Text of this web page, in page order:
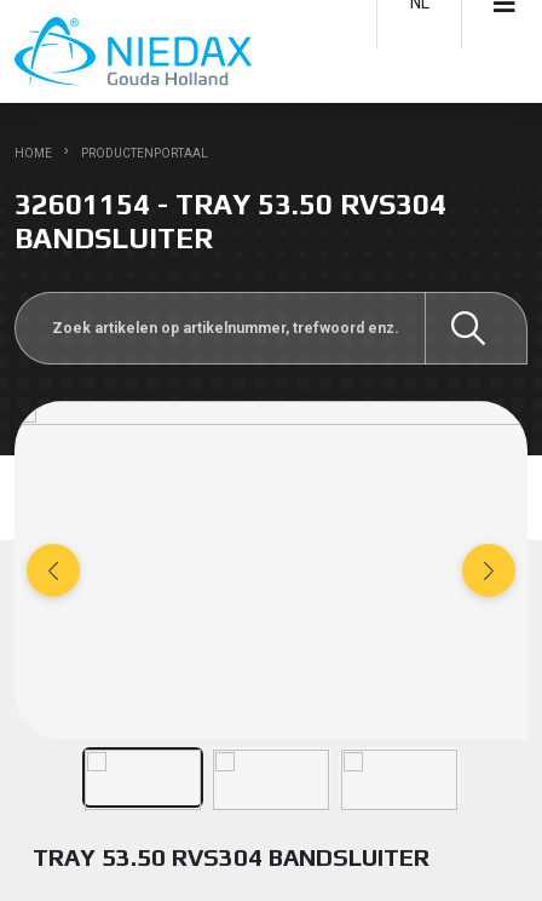
HOME PRODUCTENPORTAAL
32601154 - TRAY 53.50 RVS304
BANDSLUITER
TRAY 53.50 RVS304 BANDSLUITER